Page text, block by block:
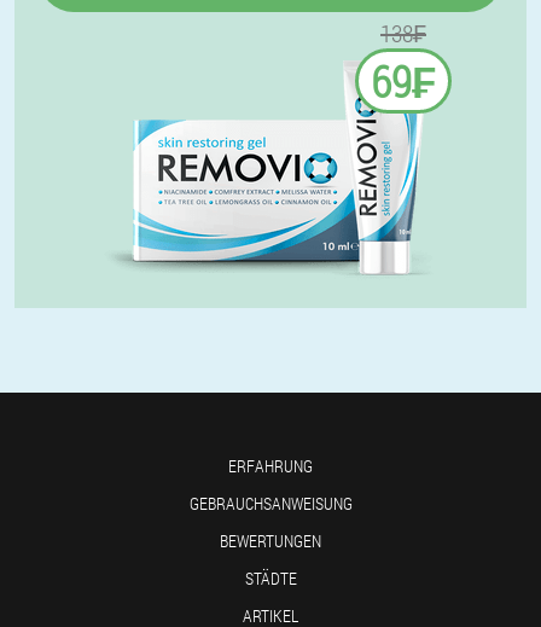
138₣
69₣
ERFAHRUNG
GEBRAUCHSANWEISUNG
BEWERTUNGEN
STÄDTE
ARTIKEL